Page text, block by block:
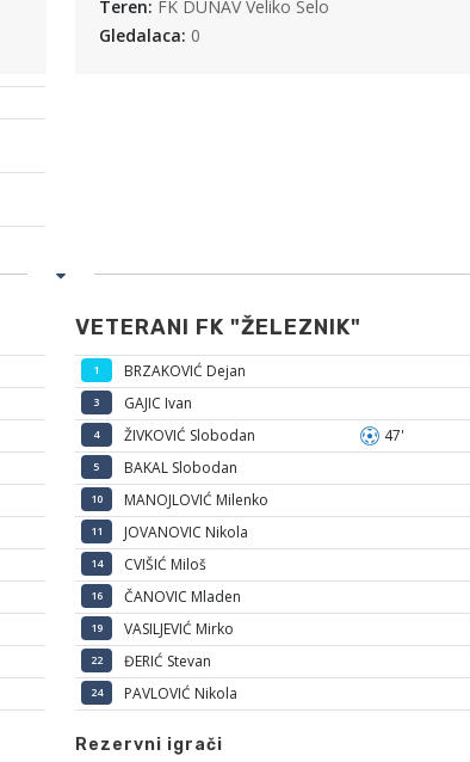
Teren: FK DUNAV Veliko Selo
Gledalaca: 0
VETERANI FK "ŽELEZNIK"
1 BRZAKOVIĆ Dejan
3 GAJIC Ivan
4 ŽIVKOVIĆ Slobodan 47'
5 BAKAL Slobodan
10 MANOJLOVIĆ Milenko
11 JOVANOVIC Nikola
14 CVIŠIĆ Miloš
16 ČANOVIC Mladen
19 VASILJEVIĆ Mirko
22 ĐERIĆ Stevan
24 PAVLOVIĆ Nikola
Rezervni igrači